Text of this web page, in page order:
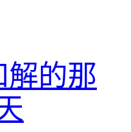
解的那